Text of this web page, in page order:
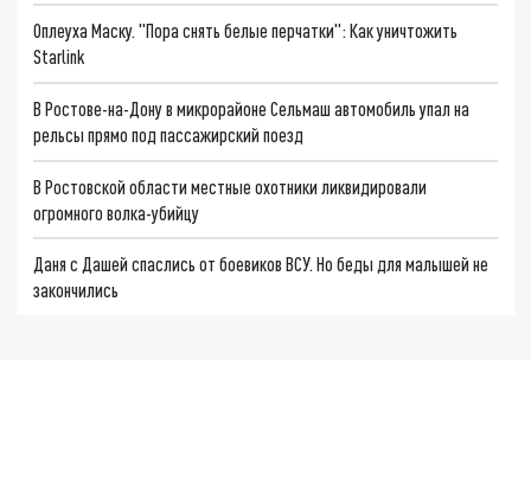
Оплеуха Маску. "Пора снять белые перчатки": Как уничтожить
Starlink
В Ростове-на-Дону в микрорайоне Сельмаш автомобиль упал на
рельсы прямо под пассажирский поезд
В Ростовской области местные охотники ликвидировали
огромного волка-убийцу
Даня с Дашей спаслись от боевиков ВСУ. Но беды для малышей не
закончились